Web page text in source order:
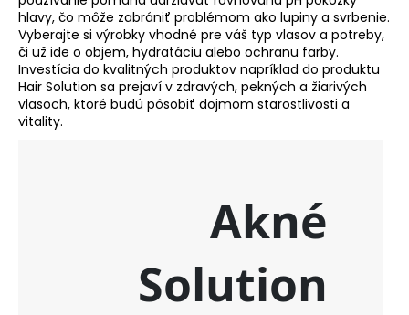
hlavy, čo môže zabrániť problémom ako lupiny a svrbenie.
Vyberajte si výrobky vhodné pre váš typ vlasov a potreby,
či už ide o objem, hydratáciu alebo ochranu farby.
Investícia do kvalitných produktov napríklad do produktu
Hair Solution sa prejaví v zdravých, pekných a žiarivých
vlasoch, ktoré budú pôsobiť dojmom starostlivosti a
vitality.